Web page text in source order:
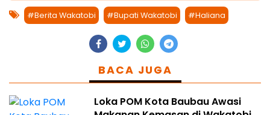
#Berita Wakatobi #Bupati Wakatobi #Haliana
BACA JUGA
Loka POM Kota Baubau Awasi